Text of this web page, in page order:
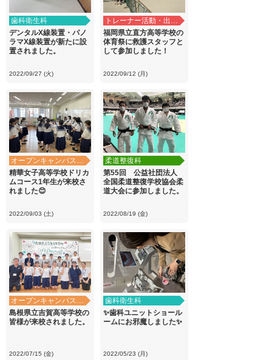
歯科衛生科
デンタルX線装置・パノ
ラマX線装置が新たに設
置されました。
2022/09/27 (火)
トレーナー活動・出前講義
福岡県立直方高等学校の
体育祭に救護スタッフと
して参加しました！
2022/09/12 (月)
オープンキャンパス・学校見学
精華女子高等学校ドリカ
ムコース1年生が来校さ
れました😊
2022/09/03 (土)
柔道整復科
第55回 公益社団法人
全国柔道整復学校協会柔
道大会に参加しました。
2022/08/19 (金)
オープンキャンパス・学校見学
島根県立吉賀高等学校の
皆様が来校されました。
2022/07/15 (金)
歯科衛生科
✨歯科ユニットショール
ームにお邪魔しました✨
2022/05/23 (月)